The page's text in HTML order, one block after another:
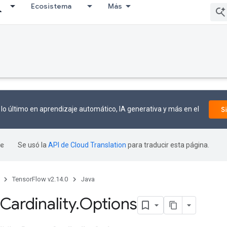
Ecosistema Más
último en aprendizaje automático, IA generativa y más en el
Se usó la API de Cloud Translation para traducir esta página.
TensorFlow v2.14.0 Java
Cardinality.Options